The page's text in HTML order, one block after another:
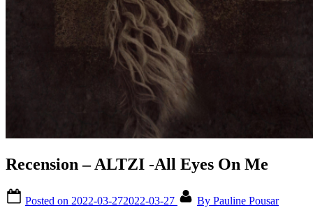
Recension – ALTZI -All Eyes On Me
Posted on 2022-03-272022-03-27 By Pauline Pousar